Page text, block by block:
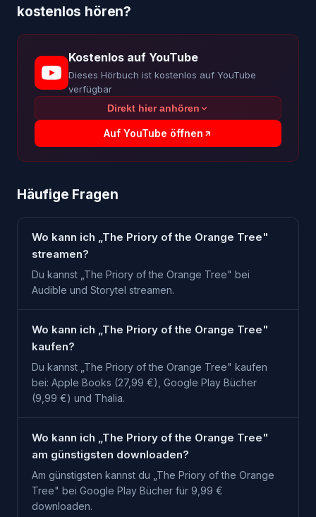
kostenlos hören?
Kostenlos auf YouTube
Dieses Hörbuch ist kostenlos auf YouTube
verfügbar
Direkt hier anhören
Auf YouTube öffnen
Häufige Fragen
Wo kann ich „The Priory of the Orange Tree"
streamen?
Du kannst „The Priory of the Orange Tree" bei
Audible und Storytel streamen.
Wo kann ich „The Priory of the Orange Tree"
kaufen?
Du kannst „The Priory of the Orange Tree" kaufen
bei: Apple Books (27,99 €), Google Play Bücher
(9,99 €) und Thalia.
Wo kann ich „The Priory of the Orange Tree"
am günstigsten downloaden?
Am günstigsten kannst du „The Priory of the Orange
Tree" bei Google Play Bücher für 9,99 €
downloaden.